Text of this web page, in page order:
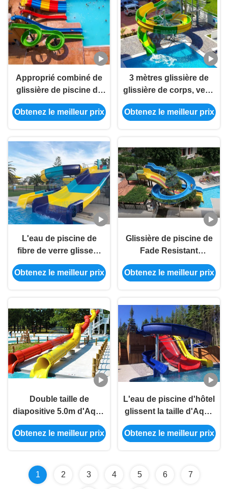
Approprié combiné de
glissière de piscine de
fibre de verre au parc
aquatique, hôtel, station
Obtenez le meilleur prix
3 mètres glissière de
glissière de corps, verte
et jaune ouverte de haut
de piscine
Obtenez le meilleur prix
L'eau de piscine de
fibre de verre glissent
les parcs occidentaux
de plage recourent
Obtenez le meilleur prix
Glissière de piscine de
Fade Resistant
Fiberglass Spray
Ground de glissière
Obtenez le meilleur prix
Double taille de
diapositive 5.0m d'Aqua
Park Spiral Swimming
Pool de glissière d'eau
Obtenez le meilleur prix
L'eau de piscine d'hôtel
glissent la taille d'Aqua
Park Equipment 4.5m
de fibre de verre
Obtenez le meilleur prix
1 2 3 4 5 6 7